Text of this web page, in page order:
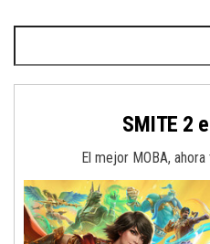
SMITE 2
El mejor MOBA,